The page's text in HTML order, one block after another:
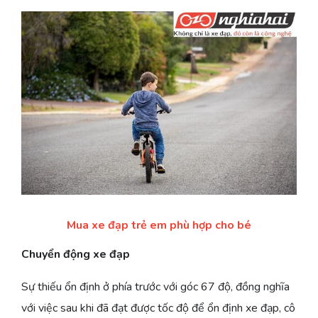
Mua xe đạp trẻ em phù hợp cho bé
Chuyển động xe đạp
Sự thiếu ổn định ở phía trước với góc 67 độ, đồng nghĩa
với việc sau khi đã đạt được tốc độ để ổn định xe đạp, cô